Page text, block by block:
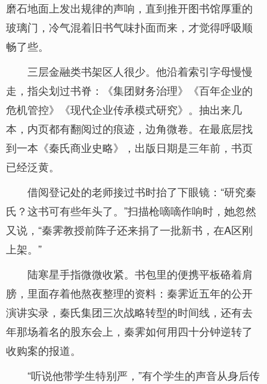
磨石地面上发出规律的声响，直到推开图书馆厚重的
玻璃门，冷气混着旧书气味扑面而来，才觉得呼吸顺
畅了些。
三层金融类书架区人很少。他沿着索引字母慢慢
走，指尖划过书脊：《集团财务治理》《百年企业的
危机管控》《现代企业传承模式研究》。抽出来几
本，内页都有翻阅过的痕迹，边角微卷。在最底层找
到一本《秦氏商业史略》，出版日期是三年前，书页
已经泛黄。
借阅登记处的老师接过书时抬了下眼镜：“研究秦
氏？这书可有些年头了。”扫描枪嘀嘀作响时，她忽然
又说，“秦霁教授前阵子还来捐了一批新书，在A区刚
上架。”
陆寒星手指微微收紧。书包里的便携平板硌着肩
膀，里面存着他熬夜整理的资料：秦霁近五年的公开
演讲实录，秦氏集团三次战略转型的时间线，还有去
年那场着名的股东会上，秦霁如何用四十分钟逆转了
收购案的报道。
“听说他带学生特别严，”有个学生的声音从身后传